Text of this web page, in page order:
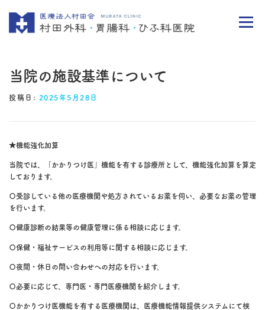
メニュー
よくある質問
当院の施設基準について
投稿日: 2025年5月28日
★機能強化加算
当院では、「かかりつけ医」機能を有する診療所として、機能強化加算を算定
しております。
〇受診している他の医療機関や処方されているお薬を伺い、必要なお薬の管理
を行います。
〇健康診断の結果等の健康管理に係る相談に応じます。
〇保健・福祉サービスの利用等に関する相談に応じます。
〇夜間・休日の問い合わせへの対応を行います。
〇必要に応じて、専門医・専門医療機関を紹介します。
〇かかりつけ医機能を有する医療機関は、医療機能情報提供システムにて検